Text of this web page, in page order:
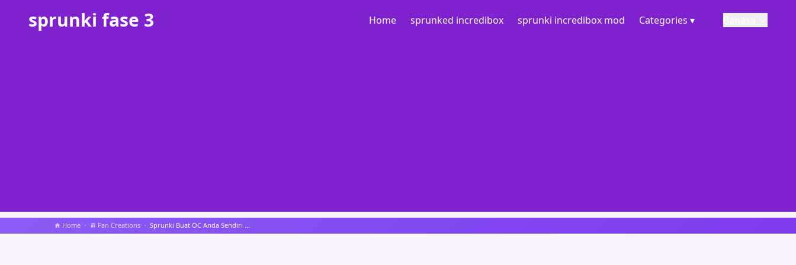
sprunki fase 3 Home sprunked incredibox sprunki incredibox mod Categories ▾
Home Fan Creations Sprunki Buat OC Anda Sendiri Di Sini